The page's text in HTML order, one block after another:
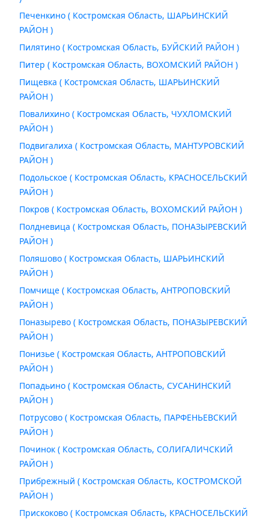
Печенкино ( Костромская Область, ШАРЬИНСКИЙ
РАЙОН )
Пилятино ( Костромская Область, БУЙСКИЙ РАЙОН )
Питер ( Костромская Область, ВОХОМСКИЙ РАЙОН )
Пищевка ( Костромская Область, ШАРЬИНСКИЙ
РАЙОН )
Повалихино ( Костромская Область, ЧУХЛОМСКИЙ
РАЙОН )
Подвигалиха ( Костромская Область, МАНТУРОВСКИЙ
РАЙОН )
Подольское ( Костромская Область, КРАСНОСЕЛЬСКИЙ
РАЙОН )
Покров ( Костромская Область, ВОХОМСКИЙ РАЙОН )
Полдневица ( Костромская Область, ПОНАЗЫРЕВСКИЙ
РАЙОН )
Поляшово ( Костромская Область, ШАРЬИНСКИЙ
РАЙОН )
Помчище ( Костромская Область, АНТРОПОВСКИЙ
РАЙОН )
Поназырево ( Костромская Область, ПОНАЗЫРЕВСКИЙ
РАЙОН )
Понизье ( Костромская Область, АНТРОПОВСКИЙ
РАЙОН )
Попадьино ( Костромская Область, СУСАНИНСКИЙ
РАЙОН )
Потрусово ( Костромская Область, ПАРФЕНЬЕВСКИЙ
РАЙОН )
Починок ( Костромская Область, СОЛИГАЛИЧСКИЙ
РАЙОН )
Прибрежный ( Костромская Область, КОСТРОМСКОЙ
РАЙОН )
Прискоково ( Костромская Область, КРАСНОСЕЛЬСКИЙ